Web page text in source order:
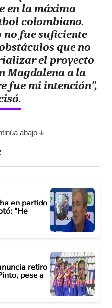
en la máxima
colombiano.
no fue suficiente
que no
el proyecto
Magdalena a la
fue mi intención”,
abajo
en partido
"He
retiro
pese a